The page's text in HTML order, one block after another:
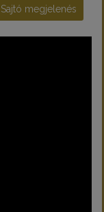
Sajtó megjelenés